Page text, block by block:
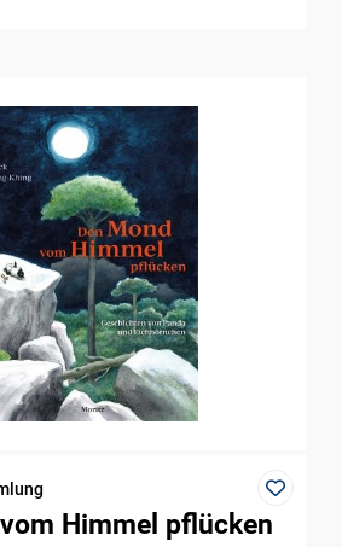
Himmel pflücken